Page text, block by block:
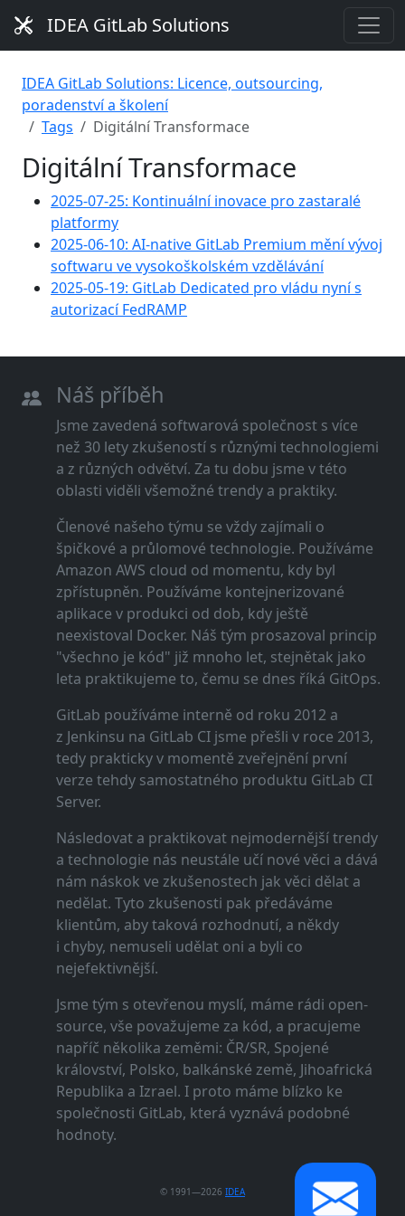
IDEA GitLab Solutions
IDEA GitLab Solutions: Licence, outsourcing,
poradenství a školení
Tags
Digitální Transformace
Digitální Transformace
2025-07-25: Kontinuální inovace pro zastaralé
platformy
2025-06-10: AI-native GitLab Premium mění vývoj
softwaru ve vysokoškolském vzdělávání
2025-05-19: GitLab Dedicated pro vládu nyní s
autorizací FedRAMP
Náš příběh
Jsme zavedená softwarová společnost s více
než 30 lety zkušeností s různými technologiemi
a z různých odvětví. Za tu dobu jsme v této
oblasti viděli všemožné trendy a praktiky.
Členové našeho týmu se vždy zajímali o
špičkové a průlomové technologie. Používáme
Amazon AWS cloud od momentu, kdy byl
zpřístupněn. Používáme kontejnerizované
aplikace v produkci od dob, kdy ještě
neexistoval Docker. Náš tým prosazoval princip
"všechno je kód" již mnoho let, stejnětak jako
leta praktikujeme to, čemu se dnes říká GitOps.
GitLab používáme interně od roku 2012 a
z Jenkinsu na GitLab CI jsme přešli v roce 2013,
tedy prakticky v momentě zveřejnění první
verze tehdy samostatného produktu GitLab CI
Server.
Následovat a praktikovat nejmodernější trendy
a technologie nás neustále učí nové věci a dává
nám náskok ve zkušenostech jak věci dělat a
nedělat. Tyto zkušenosti pak předáváme
klientům, aby taková rozhodnutí, a někdy
i chyby, nemuseli udělat oni a byli co
nejefektivnější.
Jsme tým s otevřenou myslí, máme rádi open-
source, vše považujeme za kód, a pracujeme
napříč několika zeměmi: ČR/SR, Spojené
království, Polsko, balkánské země, Jihoafrická
Republika a Izrael. I proto máme blízko ke
společnosti GitLab, která vyznává podobné
hodnoty.
© 1991—2026 IDEA